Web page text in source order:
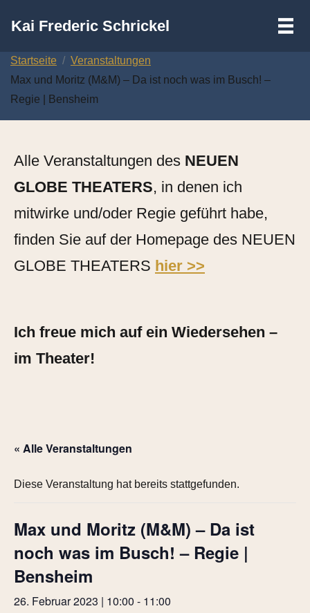
Zum
Inhalt
springen
Kai Frederic Schrickel III
Startseite
Veranstaltungen
Max und Moritz (M&M) – Da ist noch was im Busch! –
Regie | Bensheim
Alle Veranstaltungen des NEUEN
GLOBE THEATERS, in denen ich
mitwirke und/oder Regie geführt habe,
finden Sie auf der Homepage des NEUEN
GLOBE THEATERS hier >>
Ich freue mich auf ein Wiedersehen –
im Theater!
« Alle Veranstaltungen
Diese Veranstaltung hat bereits stattgefunden.
Max und Moritz (M&M) – Da ist
noch was im Busch! – Regie |
Bensheim
26. Februar 2023 | 10:00 - 11:00